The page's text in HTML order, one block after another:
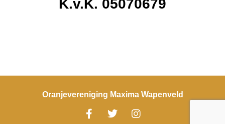
K.v.K. 05070679
Oranjevereniging Maxima Wapenveld